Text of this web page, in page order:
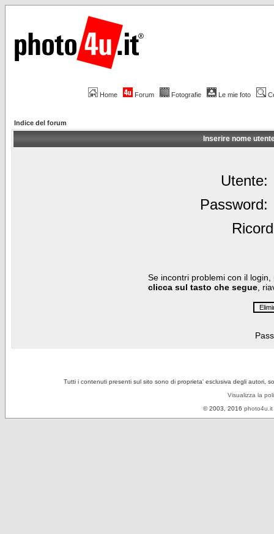
Home Forum Fotografie Le mie foto
Indice del forum
Inserire nome
Utente:
Password:
Se incontri problemi con il
clicca sul tasto che segue ,
Tutti i contenuti presenti sul sito sono di proprieta' esclusiva degli autori,
Visualizza la
© 2003, 2016 photo4u.it